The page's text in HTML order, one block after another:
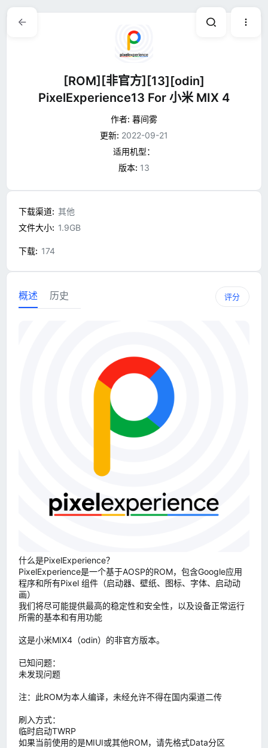
[ROM][非官方][13][odin]
PixelExperience13 For 小米 MIX 4
作者: 暮间雾
更新: 2022-09-21
适用机型：
版本: 13
下载渠道 其他
文件大小
1.9GB
下载 174
概述 历史 评分
什么是PixelExperience？
PixelExperience是一个基于AOSP的ROM，包含Google应用
程序和所有Pixel 组件（启动器、壁纸、图标、字体、启动动
画）
我们将尽可能提供最高的稳定性和安全性，以及设备正常运行
所需的基本和有用功能
这是小米MIX4（odin）的非官方版本。
已知问题：
未发现问题
注：此ROM为本人编译，未经允许不得在国内渠道二传
刷入方式：
临时启动TWRP
如果当前使用的是MIUI或其他ROM，请先格式Data分区